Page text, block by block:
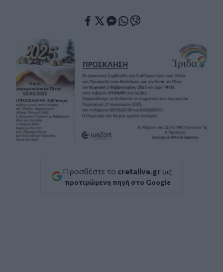
Προσθέστε το cretalive.gr ως
προτιμώμενη πηγή στο Google